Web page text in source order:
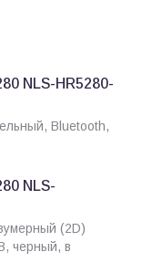
NLS-HR5280-
Bluetooth,
NLS-
(2D)
черный, в